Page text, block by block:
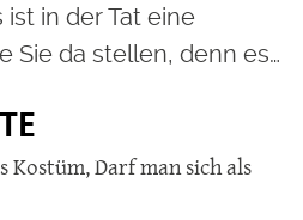
in der Tat eine
Sie da stellen, denn es…
Kostüm,Darf man sich als